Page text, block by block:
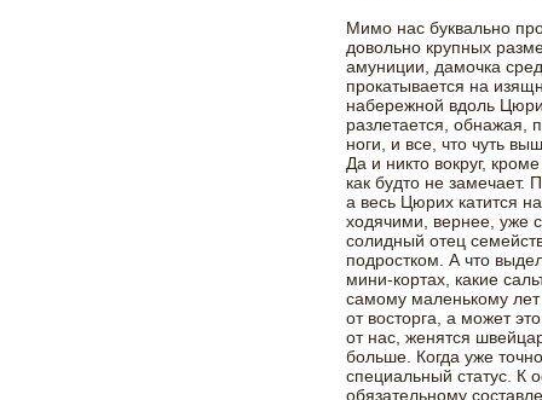
Мимо нас буквально
довольно крупных
амуниции, дамочка
прокатывается на
набережной вдоль
разлетается, обнажая,
ноги, и все, что чуть
Да и никто вокруг,
как будто не
а весь Цюрих катится
ходячими, вернее, уже
солидный отец
подростком. А что
мини-кортах, какие
самому маленькому
от восторга, а может
от нас, женятся
больше. Когда уже
специальный статус. К
обязательному